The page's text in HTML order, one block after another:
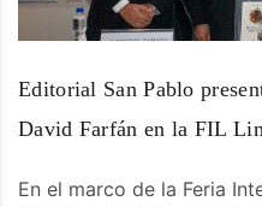
Editorial San Pablo
David Farfán en la FIL
En el marco de la Feria